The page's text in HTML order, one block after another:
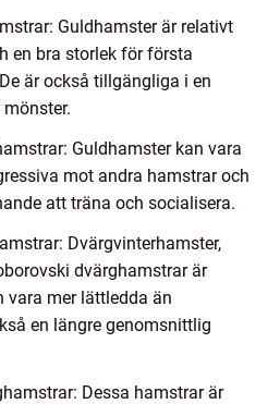
Guldhamster är relativt
en bra storlek för första
är också tillgängliga i en
Guldhamster kan vara
mot andra hamstrar och
att träna och socialisera.
Dvärgvinterhamster,
dvärghamstrar är
vara mer lättledda än
en längre genomsnittlig
Dessa hamstrar är